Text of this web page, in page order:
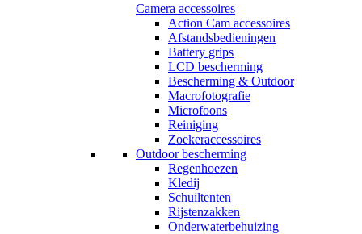
Camera accessoires
Action Cam accessoires
Afstandsbedieningen
Battery grips
LCD bescherming
Bescherming & Outdoor
Macrofotografie
Microfoons
Reiniging
Zoekeraccessoires
Outdoor bescherming
Regenhoezen
Kledij
Schuiltenten
Rijstenzakken
Onderwaterbehuizing